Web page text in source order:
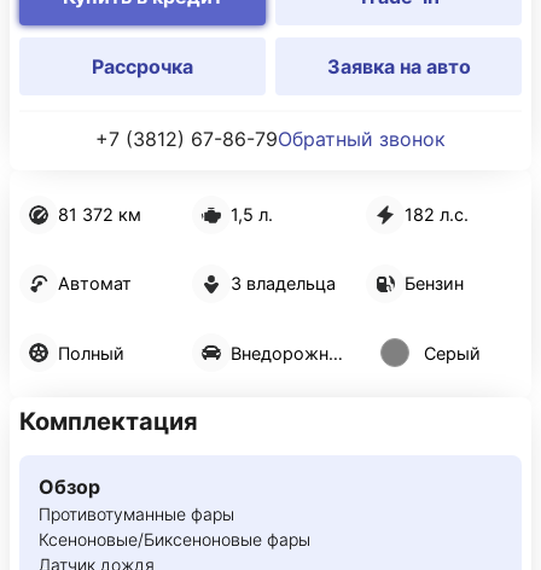
81 372 км 1,5 л. 182 л.с.
Автомат 3 владельца Бензин
Полный Внедорожник 5 дв. Серый
Рассрочка Заявка на авто
+7 (3812) 67-86-79Обратный звонок
Комплектация
Обзор
Противотуманные фары
Ксеноновые/Биксеноновые фары
Датчик дождя